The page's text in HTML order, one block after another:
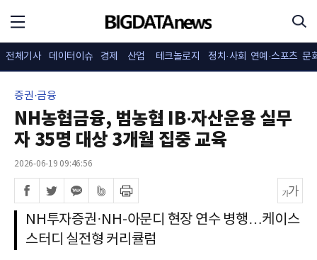
전체기사 데이터이슈 경제 산업 테크놀로지 정치·사회 연예·스포츠 문
증권·금융
NH농협금융, 범농협 IB·자산운용 실무
자 35명 대상 3개월 집중 교육
2026-06-19 09:46:56
NH투자증권·NH-아문디 현장 연수 병행…케이스
스터디 실전형 커리큘럼